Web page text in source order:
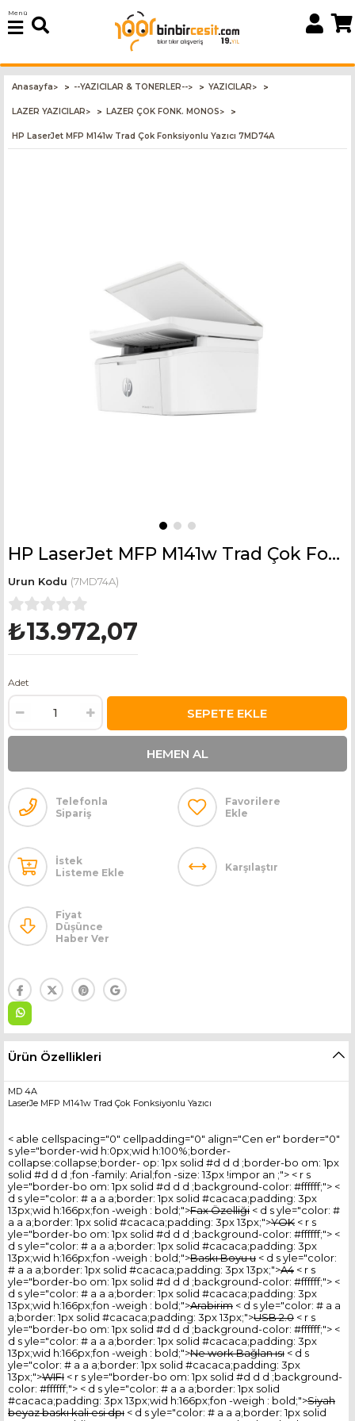
Menü
Anasayfa> --YAZICILAR & TONERLER--> YAZICILAR>
LAZER YAZICILAR> LAZER ÇOK FONK. MONOS>
HP LaserJet MFP M141w Trad Çok Fonksiyonlu Yazıcı 7MD74A
HP LaserJet MFP M141w Trad Çok Fonksiyonlu Yazıcı 7MD74A
(7MD74A)
₺13.972,07
Adet
Telefonla
Sipariş
Favorilere
Ekle
İstek
Listeme Ekle
Karşılaştır
Fiyat
Düşünce
Haber Ver
Ürün Özellikleri
MD 4A
LaserJe MFP M141w Trad Çok Fonksiyonlu Yazıcı
< able cellspacing="0" cellpadding="0" align="Cen er" border="0"
s yle="border-wid h:0px;wid h:100%;border-
collapse:collapse;border- op: 1px solid #d d d ;border-bo om: 1px
solid #d d d ;fon -family: Arial;fon -size: 13px !impor an ;"> < r s
yle="border-bo om: 1px solid #d d d ;background-color: #ffffff;"> <
d s yle="color: # a a a;border: 1px solid #cacaca;padding: 3px
13px;wid h:166px;fon -weigh : bold;">Fax Özelliği < d s yle="color: #
a a a;border: 1px solid #cacaca;padding: 3px 13px;">YOK < r s
yle="border-bo om: 1px solid #d d d ;background-color: #ffffff;"> <
d s yle="color: # a a a;border: 1px solid #cacaca;padding: 3px
13px;wid h:166px;fon -weigh : bold;">Baskı Boyu u < d s yle="color:
# a a a;border: 1px solid #cacaca;padding: 3px 13px;">A4 < r s
yle="border-bo om: 1px solid #d d d ;background-color: #ffffff;"> <
d s yle="color: # a a a;border: 1px solid #cacaca;padding: 3px
13px;wid h:166px;fon -weigh : bold;">Arabirim < d s yle="color: # a a
a;border: 1px solid #cacaca;padding: 3px 13px;">USB 2.0 < r s
yle="border-bo om: 1px solid #d d d ;background-color: #ffffff;"> <
d s yle="color: # a a a;border: 1px solid #cacaca;padding: 3px
13px;wid h:166px;fon -weigh : bold;">Ne work Bağlan ısı < d s
yle="color: # a a a;border: 1px solid #cacaca;padding: 3px
13px;">WIFI < r s yle="border-bo om: 1px solid #d d d ;background-
color: #ffffff;"> < d s yle="color: # a a a;border: 1px solid
#cacaca;padding: 3px 13px;wid h:166px;fon -weigh : bold;">Siyah
beyaz baskı kali esi dpı < d s yle="color: # a a a;border: 1px solid